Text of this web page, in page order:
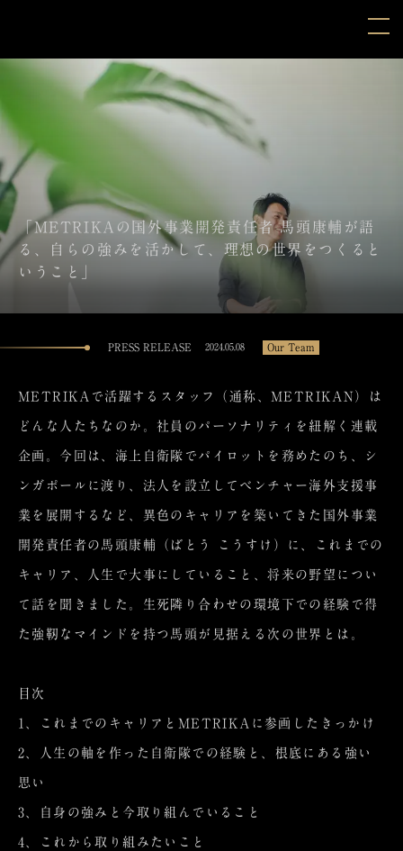
「METRIKAの国外事業開発責任者 馬頭康輔が語
る、自らの強みを活かして、理想の世界をつくると
いうこと」
PRESS RELEASE 2024.05.08 Our Team
METRIKAで活躍するスタッフ（通称、METRIKAN）は
どんな人たちなのか。社員のパーソナリティを紐解く連載
企画。今回は、海上自衛隊でパイロットを務めたのち、シ
ンガポールに渡り、法人を設立してベンチャー海外支援事
業を展開するなど、異色のキャリアを築いてきた国外事業
開発責任者の馬頭康輔（ばとう こうすけ）に、これまでの
キャリア、人生で大事にしていること、将来の野望につい
て話を聞きました。生死隣り合わせの環境下での経験で得
た強靭なマインドを持つ馬頭が見据える次の世界とは。
目次
1、これまでのキャリアとMETRIKAに参画したきっかけ
2、人生の軸を作った自衛隊での経験と、根底にある強い
思い
3、自身の強みと今取り組んでいること
4、これから取り組みたいこと